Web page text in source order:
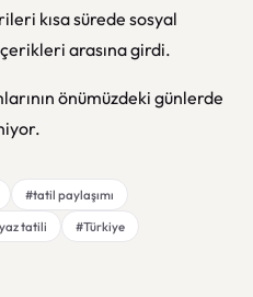
kısa sürede sosyal
arasına girdi.
önümüzdeki günlerde
#tatil paylaşımı
tatili
#Türkiye